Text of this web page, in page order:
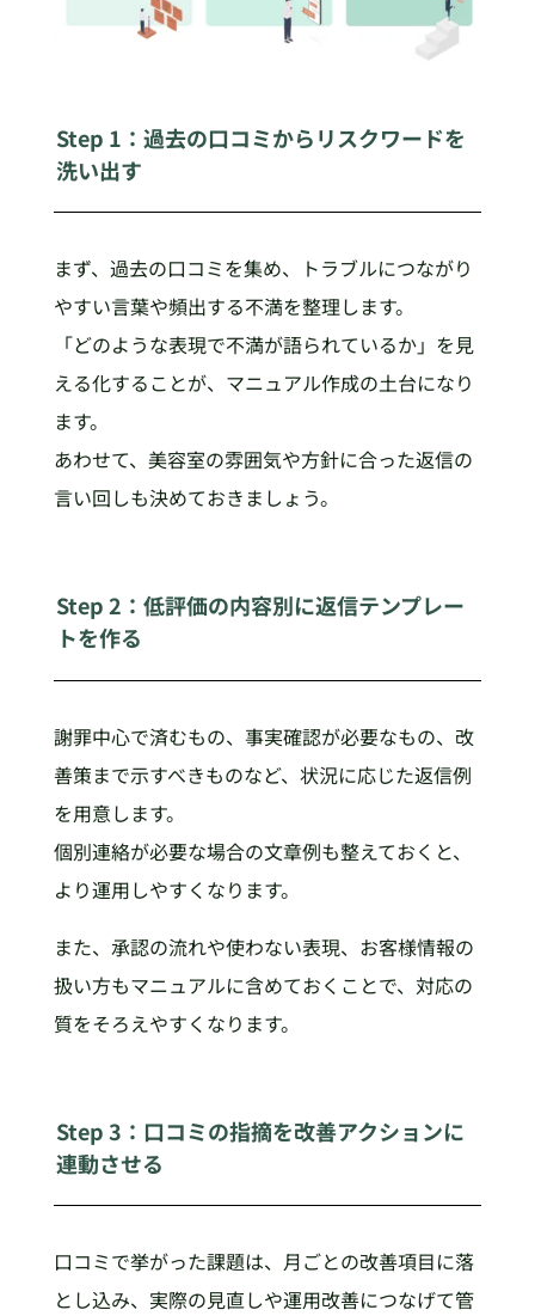
Step 1：過去の口コミからリスクワードを
洗い出す
まず、過去の口コミを集め、トラブルにつながり
やすい言葉や頻出する不満を整理します。
「どのような表現で不満が語られているか」を見
える化することが、マニュアル作成の土台になり
ます。
あわせて、美容室の雰囲気や方針に合った返信の
言い回しも決めておきましょう。
Step 2：低評価の内容別に返信テンプレー
トを作る
謝罪中心で済むもの、事実確認が必要なもの、改
善策まで示すべきものなど、状況に応じた返信例
を用意します。
個別連絡が必要な場合の文章例も整えておくと、
より運用しやすくなります。
また、承認の流れや使わない表現、お客様情報の
扱い方もマニュアルに含めておくことで、対応の
質をそろえやすくなります。
Step 3：口コミの指摘を改善アクションに
連動させる
口コミで挙がった課題は、月ごとの改善項目に落
とし込み、実際の見直しや運用改善につなげて管